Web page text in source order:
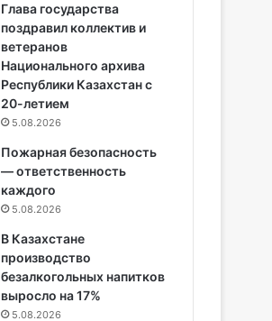
Глава государства
поздравил коллектив и
ветеранов
Национального архива
Республики Казахстан с
20-летием
5.08.2026
Пожарная безопасность
— ответственность
каждого
5.08.2026
В Казахстане
производство
безалкогольных напитков
выросло на 17%
5.08.2026